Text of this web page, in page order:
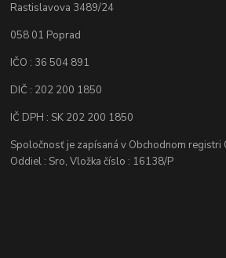
Rastislavova 3489/24
058 01 Poprad
IČO : 36 504 891
DIČ : 202 200 1850
IČ DPH : SK 202 200 1850
Spoločnosť je zapísaná v Obchodnom registri
Oddiel : Sro, Vložka číslo : 16138/P